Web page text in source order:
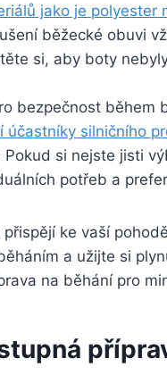
jako je polyester
běžecké obuvi
si, aby boty
bezpečnost
silničního
si nejste jisti
potřeb a
ke vaší
a užijte si